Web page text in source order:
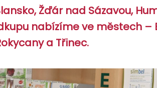
Žďár nad Sázavou,
nabízíme ve městech –
a Třinec.